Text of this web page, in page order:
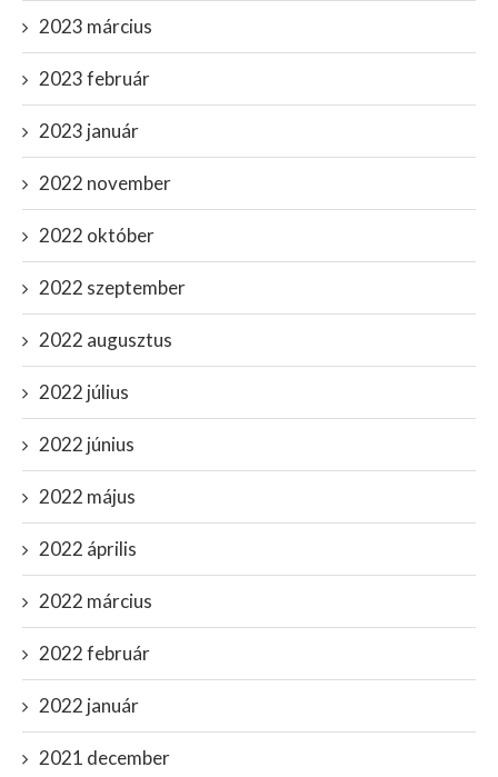
2023 március
2023 február
2023 január
2022 november
2022 október
2022 szeptember
2022 augusztus
2022 július
2022 június
2022 május
2022 április
2022 március
2022 február
2022 január
2021 december